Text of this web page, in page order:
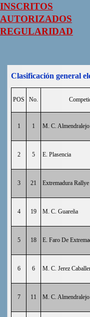
INSCRITOS
AUTORIZADOS
REGULARIDAD
Clasificación general
POS No.
1 1 M. C. Almendralejo
2 5 E. Plasencia
3 21 Extremadura Rallye
4 19 M. C. Guareña
5 18 E. Faro De
6 6 M. C. Jerez
7 11 M. C. Almendralejo